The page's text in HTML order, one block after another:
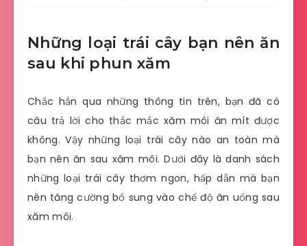
Những loại trái cây bạn nên ăn
sau khi phun xăm
Chắc hẳn qua những thông tin trên, bạn đã có
câu trả lời cho thắc mắc xăm môi ăn mít được
không. Vậy những loại trái cây nào an toàn mà
bạn nên ăn sau xăm môi. Dưới đây là danh sách
những loại trái cây thơm ngon, hấp dẫn mà bạn
nên tăng cường bổ sung vào chế độ ăn uống sau
xăm môi.